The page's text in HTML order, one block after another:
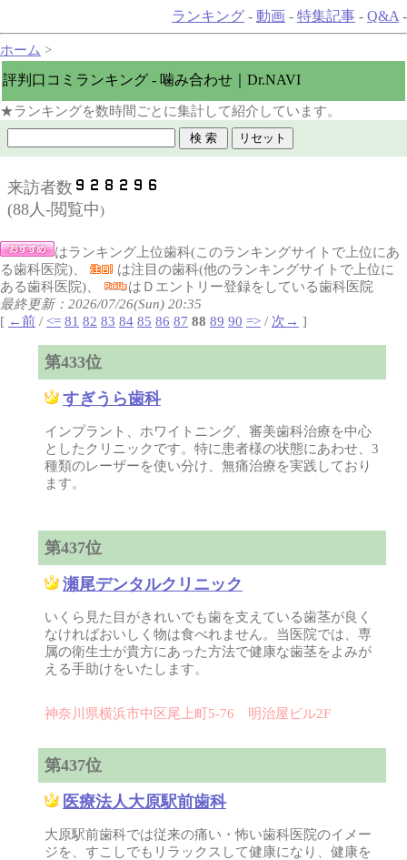
ランキング - 動画 - 特集記事 - Q&A -
ホーム >
評判口コミランキング - 噛み合わせ｜Dr.NAVI
★ランキングを数時間ごとに集計して紹介しています。
来訪者数
(88人-閲覧中)
はランキング上位歯科(このランキングサイトで上位にあ
る歯科医院)、
は注目の歯科(他のランキングサイトで上位に
ある歯科医院)、
はＤエントリー登録をしている歯科医院
最終更新：2026/07/26(Sun) 20:35
[ ←前 / <= 81 82 83 84 85 86 87 88 89 90 => / 次→ ]
第433位
すぎうら歯科
インプラント、ホワイトニング、審美歯科治療を中心
としたクリニックです。特に患者様の状態にあわせ、3
種類のレーザーを使い分け、無痛治療を実践しており
ます。
第437位
瀬尾デンタルクリニック
いくら見た目がきれいでも歯を支えている歯茎が良く
なければおいしく物は食べれません。当医院では、専
属の衛生士が貴方にあった方法で健康な歯茎をよみが
える手助けをいたします。
神奈川県横浜市中区尾上町5-76 明治屋ビル2F
第437位
医療法人大原駅前歯科
大原駅前歯科では従来の痛い・怖い歯科医院のイメー
ジを、すこしでもリラックスして健康になり、健康を